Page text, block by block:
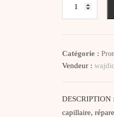
Lotion
Catégorie :
Vendeur :
capillaire,